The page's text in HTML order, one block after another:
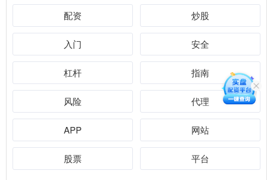
配资 炒股
入门 安全
杠杆 指南
风险 代理
APP 网站
股票 平台